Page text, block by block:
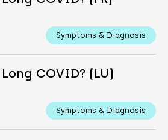
Symptoms & Diagnosis
COVID? (LU)
Symptoms & Diagnosis